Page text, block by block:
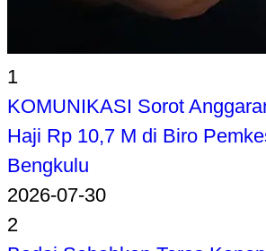
1
KOMUNIKASI Sorot
Haji Rp 10,7 M di Biro
Bengkulu
2026-07-30
2